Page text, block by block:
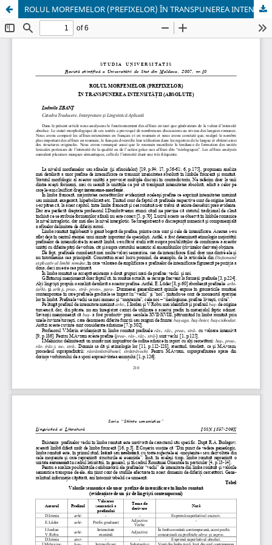
ROLUL MORFEMELOR (PREFIXELOR) ÎN TRANSPUNEREA INTENSITĂŢII (ABSOLUTE)